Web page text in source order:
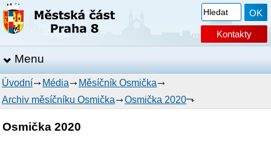
Kontakty
Menu
Úvodní Média
Měsíčník Osmička
Archiv měsíčníku Osmička
Osmička 2020
Osmička 2020